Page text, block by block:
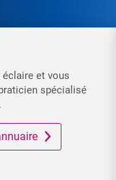
éclaire et vous
spécialisé